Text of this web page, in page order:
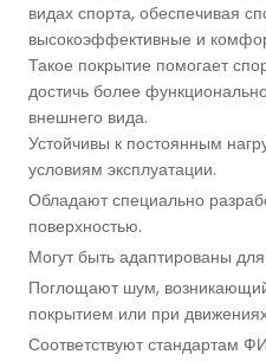
Многофункциональные
Хоккейные Поля
Бейсбольные Поля
Регби Поля
Бадминтонные Корты
видах спорта, обеспечивая
высокоэффективные и
Такое покрытие помогает
достичь более
внешнего вида.
Устойчивы к постоянным
условиям эксплуатации.
Обладают специально
поверхностью.
Могут быть адаптированы
Поглощают шум,
покрытием или при
Соответствуют стандартам